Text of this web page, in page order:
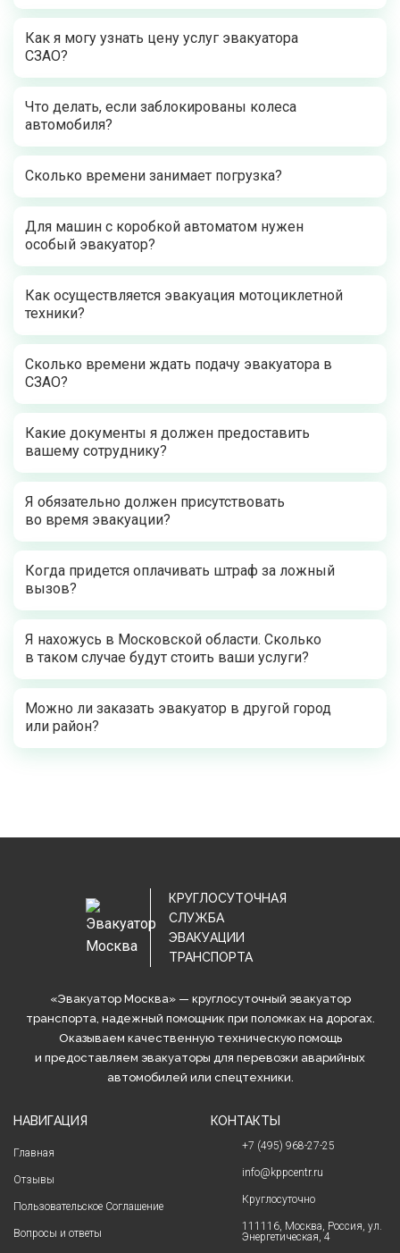
Как я могу узнать цену услуг эвакуатора
СЗАО?
Что делать, если заблокированы колеса
автомобиля?
Сколько времени занимает погрузка?
Для машин с коробкой автоматом нужен
особый эвакуатор?
Как осуществляется эвакуация мотоциклетной
техники?
Сколько времени ждать подачу эвакуатора в
СЗАО?
Какие документы я должен предоставить
вашему сотруднику?
Я обязательно должен присутствовать
во время эвакуации?
Когда придется оплачивать штраф за ложный
вызов?
Я нахожусь в Московской области. Сколько
в таком случае будут стоить ваши услуги?
Можно ли заказать эвакуатор в другой город
или район?
КРУГЛОСУТОЧНАЯ
СЛУЖБА
ЭВАКУАЦИИ
ТРАНСПОРТА
«Эвакуатор Москва» — круглосуточный эвакуатор
транспорта, надежный помощник при поломках на дорогах.
Оказываем качественную техническую помощь
и предоставляем эвакуаторы для перевозки аварийных
автомобилей или спецтехники.
НАВИГАЦИЯ
Главная
Отзывы
Пользовательское Соглашение
Вопросы и ответы
КОНТАКТЫ
+7 (495) 968-27-25
info@kppcentr.ru
Круглосуточно
111116, Москва, Россия, ул.
Энергетическая, 4